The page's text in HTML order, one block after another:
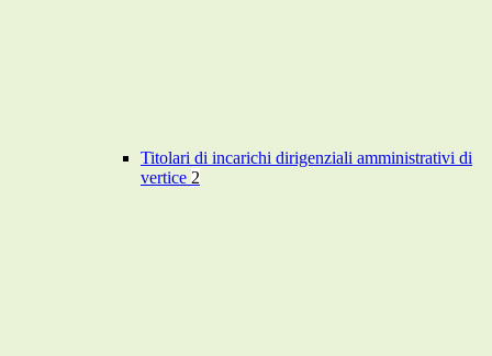
Titolari di incarichi dirigenziali amministrativi di
vertice 2